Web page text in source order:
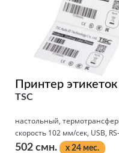
Принтер
TSC
настольный,
скорость 102 мм/сек, USB,
502 смн.
x 24 мес.